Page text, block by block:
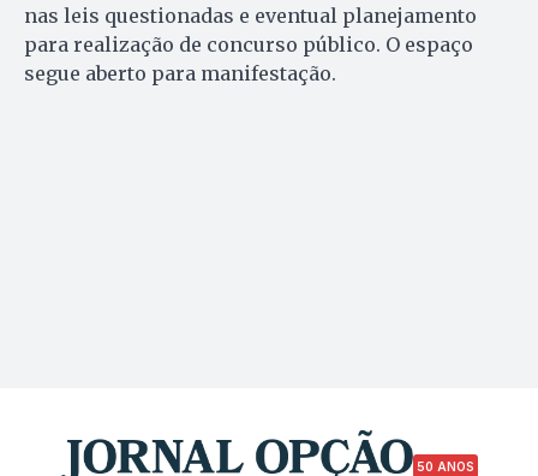
nas leis questionadas e eventual planejamento
para realização de concurso público. O espaço
segue aberto para manifestação.
50 ANOS